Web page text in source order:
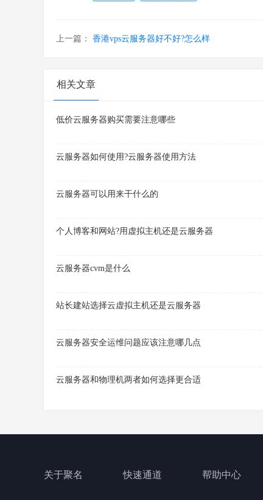
上一篇： 香港vps云服务器好不好?怎么样
相关文章
低价云服务器购买需要注意哪些
云服务器如何使用?云服务器使用方法
云服务器可以用来干什么的
个人博客和网站?用虚拟主机还是云服务器
云服务器cvm是什么
站长建站选择云虚拟主机还是云服务器
云服务器安全运维问题应该注意哪几点
云服务器和物理机两者如何选择更合适
关于聚名 快速通道 帮助中心